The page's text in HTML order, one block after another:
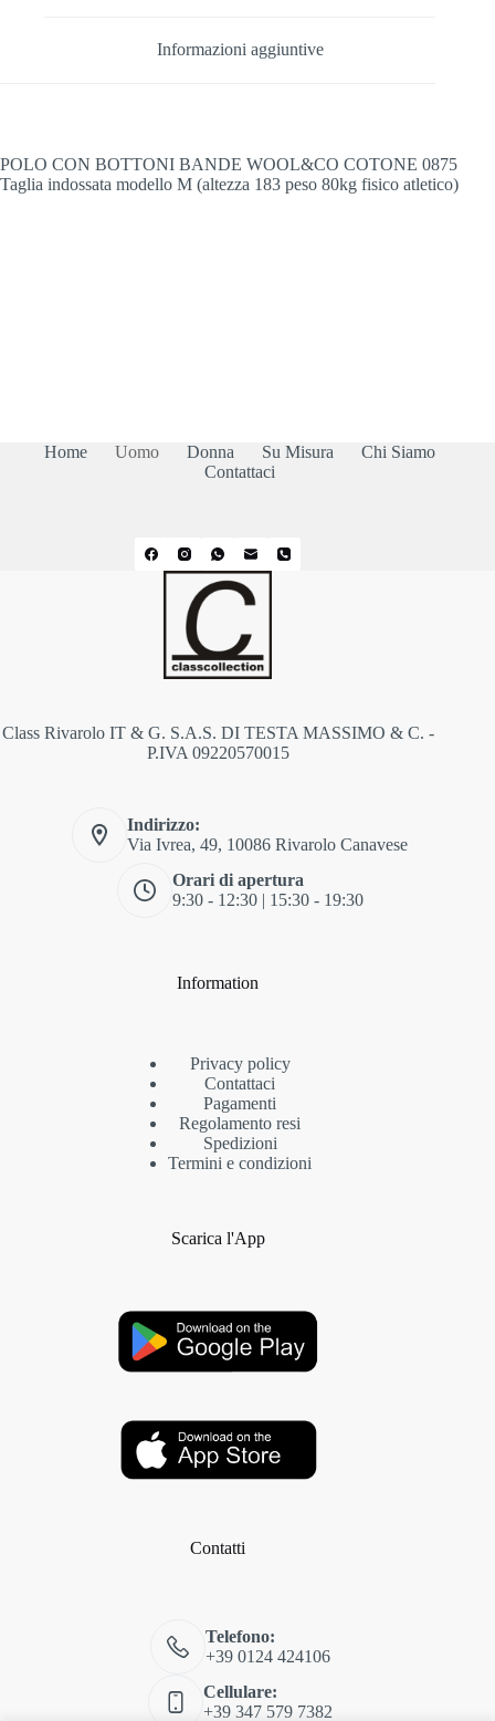
Informazioni aggiuntive
POLO CON BOTTONI BANDE WOOL&CO COTONE 0875
Taglia indossata modello M (altezza 183 peso 80kg fisico atletico)
Home Uomo Donna Su Misura
Chi Siamo
Contattaci
Class Rivarolo IT & G. S.A.S. DI TESTA MASSIMO & C. -
P.IVA 09220570015
Indirizzo:
Via Ivrea, 49, 10086 Rivarolo Canavese
Orari di apertura
9:30 - 12:30 | 15:30 - 19:30
Information
Privacy policy
Contattaci
Pagamenti
Regolamento resi
Spedizioni
Termini e condizioni
Scarica l'App
Contatti
Telefono:
+39 0124 424106
Cellulare:
+39 347 579 7382